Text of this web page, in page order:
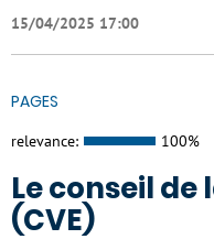
15/04/2025 17:00
PAGES
relevance: 100%
Le conseil
(CVE)